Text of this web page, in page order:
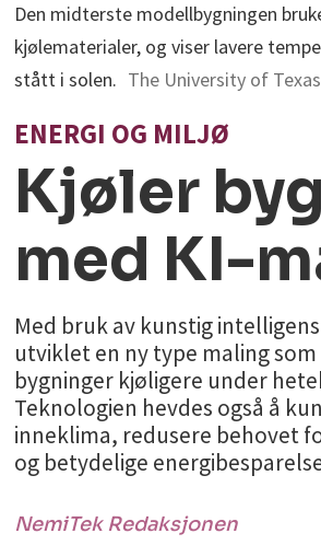
Den midterste modellbygningen
kjølematerialer, og viser lavere
stått i solen. The University of Texas
ENERGI OG MILJØ
Kjøler
med KI-
Med bruk av kunstig
utviklet en ny type maling
bygninger kjøligere under
Teknologien hevdes også å
inneklima, redusere behovet
og betydelige
NemiTek Redaksjonen